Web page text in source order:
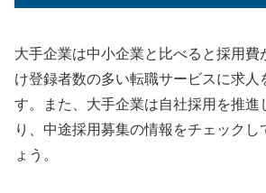
大手企業は中小企業と比べると採用
け登録者数の多い転職サービスに求
す。また、大手企業は自社採用を推進
り、中途採用募集の情報をチェックし
ょう。